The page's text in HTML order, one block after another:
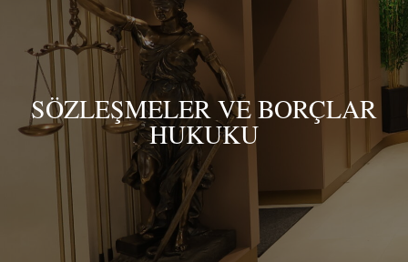
SÖZLEŞMELER VE BORÇLAR
HUKUKU